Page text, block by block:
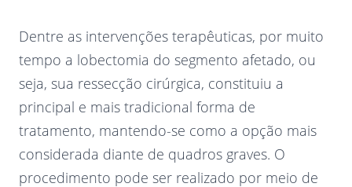
Dentre as intervenções terapêuticas, por muito
tempo a lobectomia do segmento afetado, ou
seja, sua ressecção cirúrgica, constituiu a
principal e mais tradicional forma de
tratamento, mantendo-se como a opção mais
considerada diante de quadros graves. O
procedimento pode ser realizado por meio de